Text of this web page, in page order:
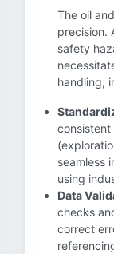
The oil
precision.
safety
handling,
consistent
seamless
using
Data
checks
correct